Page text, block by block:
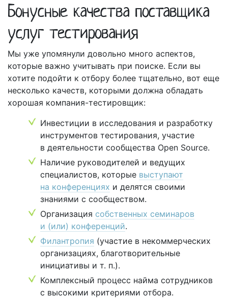
Бонусные качества поставщика
услуг тестирования
Мы уже упомянули довольно много аспектов,
которые важно учитывать при поиске. Если вы
хотите подойти к отбору более тщательно, вот еще
несколько качеств, которыми должна обладать
хорошая компания-тестировщик:
Инвестиции в исследования и разработку
инструментов тестирования, участие
в деятельности сообщества Open Source.
Наличие руководителей и ведущих
специалистов, которые выступают
на конференциях и делятся своими
знаниями с сообществом.
Организация собственных семинаров
и (или) конференций.
Филантропия (участие в некоммерческих
организациях, благотворительные
инициативы и т. п.).
Комплексный процесс найма сотрудников
с высокими критериями отбора.